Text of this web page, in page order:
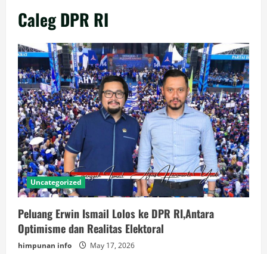
Caleg DPR RI
Uncategorized
Peluang Erwin Ismail Lolos ke DPR RI,Antara
Optimisme dan Realitas Elektoral
himpunan info May 17, 2026